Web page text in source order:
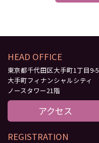
HEAD OFFICE
東京都千代田区大手町1丁目9-5
大手町フィナンシャルシティ
ノースタワー21階
アクセス
REGISTRATION